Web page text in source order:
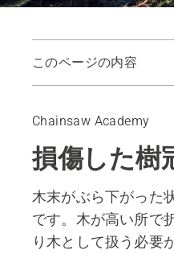
このページの内容
Chainsaw Academy
損傷した樹
木末がぶら下がった
です。木が高い所で
り木として扱う必要